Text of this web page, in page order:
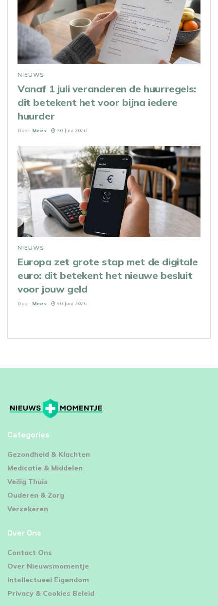
NIEUWS
Vanaf 1 juli veranderen de huurregels:
dit betekent het voor bijna iedere
huurder
Door Mees 30 Juni 2026
NIEUWS
Europa zet grote stap met de digitale
euro: dit betekent het nieuwe besluit
voor jouw geld
Door Mees 30 Juni 2026
Categories
⁠Gezondheid & Klachten
Medicatie & Middelen
Veilig Thuis
Ouderen & Zorg
Verzekeren
Over Ons
Contact Ons
Over Nieuwsmomentje
Intellectueel Eigendom
Privacy & Cookies Beleid